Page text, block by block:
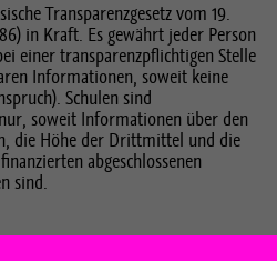
Transparenzgesetz vom 19.
in Kraft. Es gewährt jeder Person
einer transparenzpflichtigen Stelle
Informationen, soweit keine
Schulen sind
soweit Informationen über den
die Höhe der Drittmittel und die
abgeschlossenen
sind.